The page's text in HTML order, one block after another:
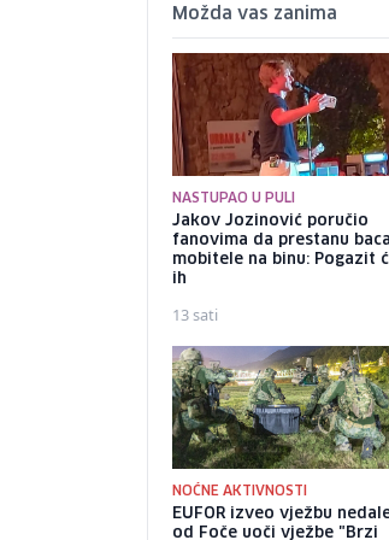
Možda vas zanima
NASTUPAO U PULI
Jakov Jozinović poručio
fanovima da prestanu
mobitele na binu: Pogazit
ih
13 sati
NOĆNE AKTIVNOSTI
EUFOR izveo vježbu
od Foče uoči vježbe "Brzi